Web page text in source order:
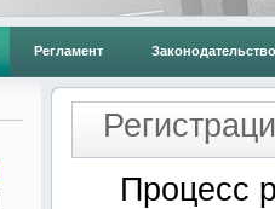
Регламент Законодательство
Процесс